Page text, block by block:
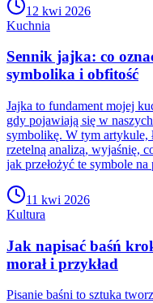
12 kwi 2026
Kuchnia
Sennik jajka: co
symbolika i obfitość
Jajka to fundament mojej
gdy pojawiają się w naszych
symbolikę. W tym artykule,
rzetelną analizą, wyjaśnię,
jak przełożyć te symbole
11 kwi 2026
Kultura
Jak napisać baśń
morał i przykład
Pisanie baśni to sztuka